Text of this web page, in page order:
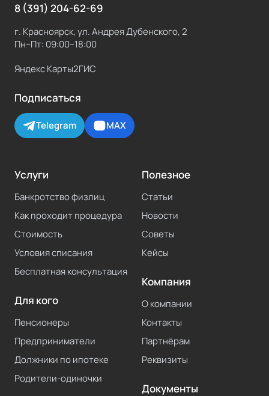
8 (391) 204-62-69
г. Красноярск, ул. Андрея Дубенского, 2
Пн–Пт: 09:00–18:00
Яндекс Карты2ГИС
Подписаться
Telegram MAX
Услуги
Банкротство физлиц
Как проходит процедура
Стоимость
Условия списания
Бесплатная консультация
Для кого
Пенсионеры
Предприниматели
Должники по ипотеке
Родители-одиночки
Полезное
Статьи
Новости
Советы
Кейсы
Компания
О компании
Контакты
Партнёрам
Реквизиты
Документы